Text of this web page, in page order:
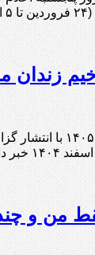
زندان
گادتب:
من و چند